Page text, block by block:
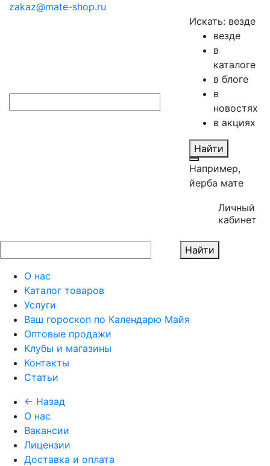
zakaz@mate-shop.ru
Искать: везде
везде
в
каталоге
в блоге
в
новостях
в акциях
Найти
Например,
йерба мате
Личный
кабинет
Найти
О нас
Каталог товаров
Услуги
Ваш гороскоп по Календарю Майя
Оптовые продажи
Клубы и магазины
Контакты
Статьи
← Назад
О нас
Вакансии
Лицензии
Доставка и оплата